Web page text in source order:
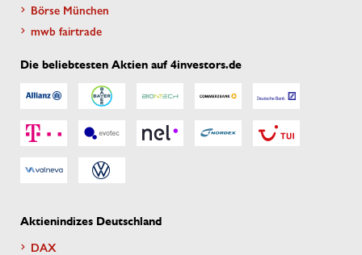
Börse München
mwb fairtrade
Die beliebtesten Aktien auf 4investors.de
Aktienindizes Deutschland
DAX